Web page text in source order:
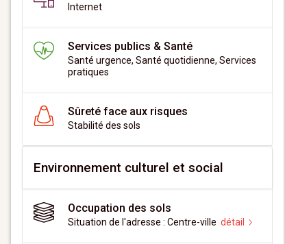
Internet
Services publics & Santé
Santé urgence, Santé quotidienne, Services
pratiques
Sûreté face aux risques
Stabilité des sols
Environnement culturel et social
Occupation des sols
Situation de l'adresse : Centre-ville détail